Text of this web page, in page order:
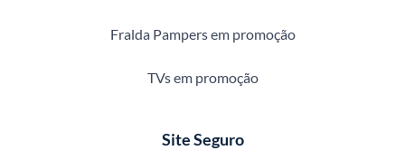
Fralda Pampers em promoção
TVs em promoção
Site Seguro